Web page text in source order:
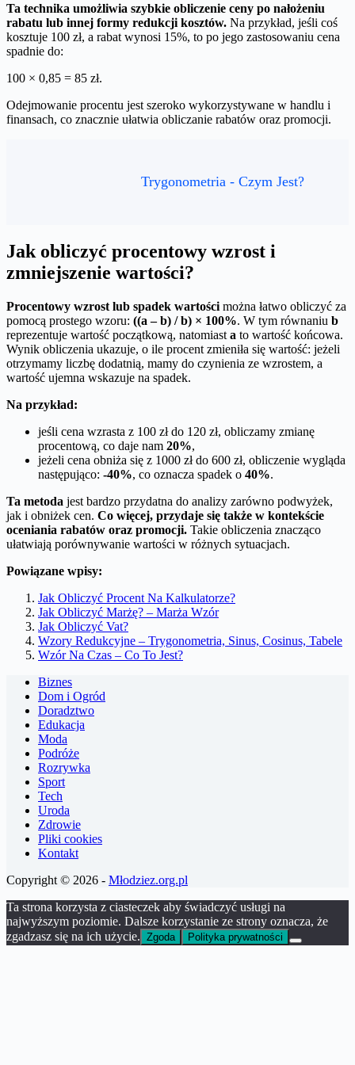
Ta technika umożliwia szybkie obliczenie ceny po nałożeniu
rabatu lub innej formy redukcji kosztów. Na przykład, jeśli coś
kosztuje 100 zł, a rabat wynosi 15%, to po jego zastosowaniu cena
spadnie do:
100 × 0,85 = 85 zł.
Odejmowanie procentu jest szeroko wykorzystywane w handlu i
finansach, co znacznie ułatwia obliczanie rabatów oraz promocji.
Trygonometria - Czym Jest?
Jak obliczyć procentowy wzrost i
zmniejszenie wartości?
Procentowy wzrost lub spadek wartości można łatwo obliczyć za
pomocą prostego wzoru: ((a – b) / b) × 100%. W tym równaniu b
reprezentuje wartość początkową, natomiast a to wartość końcowa.
Wynik obliczenia ukazuje, o ile procent zmieniła się wartość: jeżeli
otrzymamy liczbę dodatnią, mamy do czynienia ze wzrostem, a
wartość ujemna wskazuje na spadek.
Na przykład:
jeśli cena wzrasta z 100 zł do 120 zł, obliczamy zmianę
procentową, co daje nam 20%,
jeżeli cena obniża się z 1000 zł do 600 zł, obliczenie wygląda
następująco: -40%, co oznacza spadek o 40%.
Ta metoda jest bardzo przydatna do analizy zarówno podwyżek,
jak i obniżek cen. Co więcej, przydaje się także w kontekście
oceniania rabatów oraz promocji. Takie obliczenia znacząco
ułatwiają porównywanie wartości w różnych sytuacjach.
Powiązane wpisy:
Jak Obliczyć Procent Na Kalkulatorze?
Jak Obliczyć Marżę? – Marża Wzór
Jak Obliczyć Vat?
Wzory Redukcyjne – Trygonometria, Sinus, Cosinus, Tabele
Wzór Na Czas – Co To Jest?
Biznes
Dom i Ogród
Doradztwo
Edukacja
Moda
Podróże
Rozrywka
Sport
Tech
Uroda
Zdrowie
Pliki cookies
Kontakt
Copyright © 2026 - Młodziez.org.pl
Ta strona korzysta z ciasteczek aby świadczyć usługi na
najwyższym poziomie. Dalsze korzystanie ze strony oznacza, że
zgadzasz się na ich użycie. Zgoda Polityka prywatności